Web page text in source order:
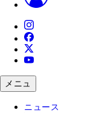
メニュ
ニュース